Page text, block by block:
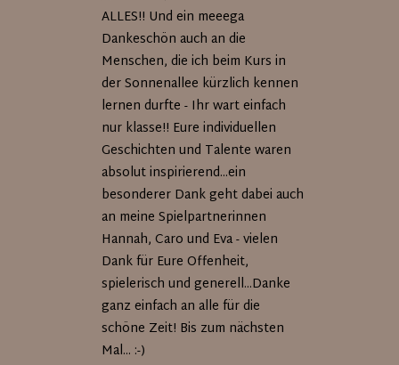
ALLES!! Und ein meeega
Dankeschön auch an die
Menschen, die ich beim Kurs in
der Sonnenallee kürzlich kennen
lernen durfte - Ihr wart einfach
nur klasse!! Eure individuellen
Geschichten und Talente waren
absolut inspirierend...ein
besonderer Dank geht dabei auch
an meine Spielpartnerinnen
Hannah, Caro und Eva - vielen
Dank für Eure Offenheit,
spielerisch und generell...Danke
ganz einfach an alle für die
schöne Zeit! Bis zum nächsten
Mal... :-)